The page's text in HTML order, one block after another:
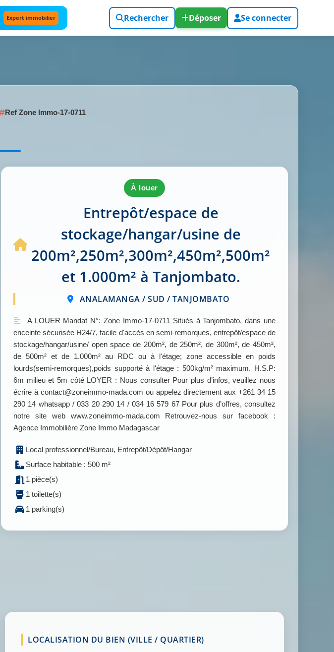
Expert immobilier Rechercher Déposer Se connecter
Ref Zone Immo-17-0711
à louer
Entrepôt/espace de
stockage/hangar/usine de
200m²,250m²,300m²,450m²,500m²
et 1.000m² à Tanjombato.
ANALAMANGA / SUD / TANJOMBATO
A LOUER Mandat N°: Zone Immo-17-0711 Situés à Tanjombato, dans une
enceinte sécurisée H24/7, facile d'accès en semi-remorques, entrepôt/espace de
stockage/hangar/usine/ open space de 200m², de 250m², de 300m², de 450m²,
de 500m² et de 1.000m² au RDC ou à l'étage; zone accessible en poids
lourds(semi-remorques),poids supporté à l'étage : 500kg/m² maximum. H.S.P:
6m milieu et 5m côté LOYER : Nous consulter Pour plus d’infos, veuillez nous
écrire à contact@zoneimmo-mada.com ou appelez directement aux +261 34 15
290 14 whatsapp / 033 20 290 14 / 034 16 579 67 Pour plus d’offres, consultez
notre site web www.zoneimmo-mada.com Retrouvez-nous sur facebook :
Agence Immobilière Zone Immo Madagascar
Local professionnel/Bureau, Entrepôt/Dépôt/Hangar
Surface habitable : 500 m²
1 pièce(s)
1 toilette(s)
1 parking(s)
LOCALISATION DU BIEN (VILLE / QUARTIER)